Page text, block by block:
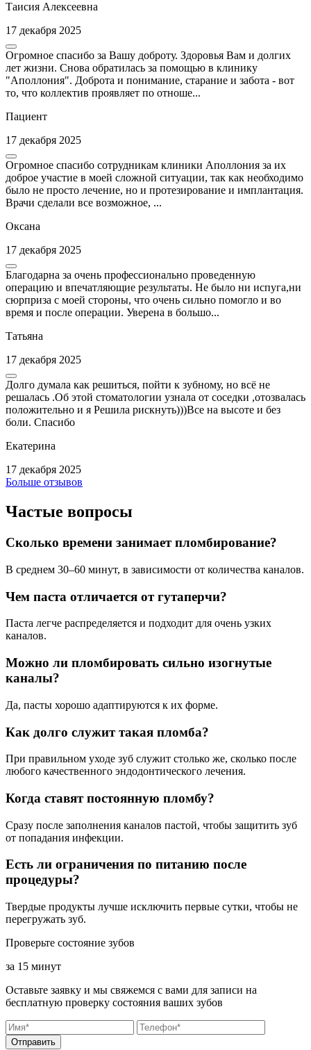
Таисия Алексеевна
17 декабря 2025
Огромное спасибо за Вашу доброту. Здоровья Вам и долгих
лет жизни. Снова обратилась за помощью в клинику
"Аполлония". Доброта и понимание, старание и забота - вот
то, что коллектив проявляет по отноше...
Пациент
17 декабря 2025
Огромное спасибо сотрудникам клиники Аполлония за их
доброе участие в моей сложной ситуации, так как необходимо
было не просто лечение, но и протезирование и имплантация.
Врачи сделали все возможное, ...
Оксана
17 декабря 2025
Благодарна за очень профессионально проведенную
операцию и впечатляющие результаты. Не было ни испуга,ни
сюрприза с моей стороны, что очень сильно помогло и во
время и после операции. Уверена в большо...
Татьяна
17 декабря 2025
Долго думала как решиться, пойти к зубному, но всё не
решалась .Об этой стоматологии узнала от соседки ,отозвалась
положительно и я Решила рискнуть)))Все на высоте и без
боли. Спасибо
Екатерина
17 декабря 2025
Больше отзывов
Частые вопросы
Сколько времени занимает пломбирование?
В среднем 30–60 минут, в зависимости от количества каналов.
Чем паста отличается от гутаперчи?
Паста легче распределяется и подходит для очень узких
каналов.
Можно ли пломбировать сильно изогнутые
каналы?
Да, пасты хорошо адаптируются к их форме.
Как долго служит такая пломба?
При правильном уходе зуб служит столько же, сколько после
любого качественного эндодонтического лечения.
Когда ставят постоянную пломбу?
Сразу после заполнения каналов пастой, чтобы защитить зуб
от попадания инфекции.
Есть ли ограничения по питанию после
процедуры?
Твердые продукты лучше исключить первые сутки, чтобы не
перегружать зуб.
Проверьте состояние зубов
за 15 минут
Оставьте заявку и мы свяжемся с вами для записи на
бесплатную проверку состояния ваших зубов
Отправить